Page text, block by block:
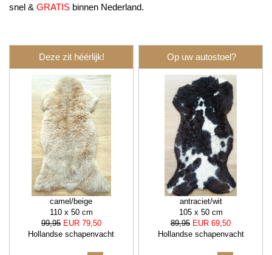
snel & GRATIS binnen Nederland.
Deze zit héérlijk!
camel/beige
110 x 50 cm
99,95 EUR 79,50
Hollandse schapenvacht
Op uw autostoel?
antraciet/wit
105 x 50 cm
89,95 EUR 69,50
Hollandse schapenvacht